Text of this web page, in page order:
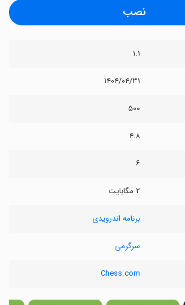
نصب
۱.۱
۱۴۰۴/۰۴/۳۱
۵۰۰
۴.۸
۶
۲ مگابایت
برنامه اندرویدی
سرگرمی
Chess.com